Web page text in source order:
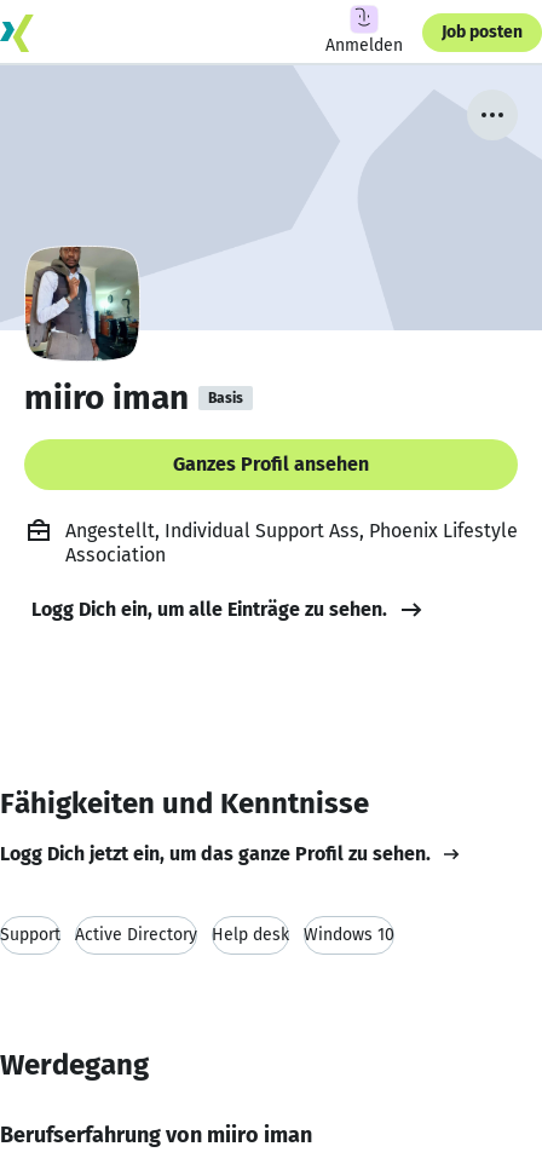
Anmelden
Job posten
miiro iman Basis
Ganzes Profil ansehen
Angestellt, Individual Support Ass, Phoenix Lifestyle
Association
Logg Dich ein, um alle Einträge zu sehen.
Fähigkeiten und Kenntnisse
Logg Dich jetzt ein, um das ganze Profil zu sehen.
Support Active Directory Help desk Windows 10
Werdegang
Berufserfahrung von miiro iman